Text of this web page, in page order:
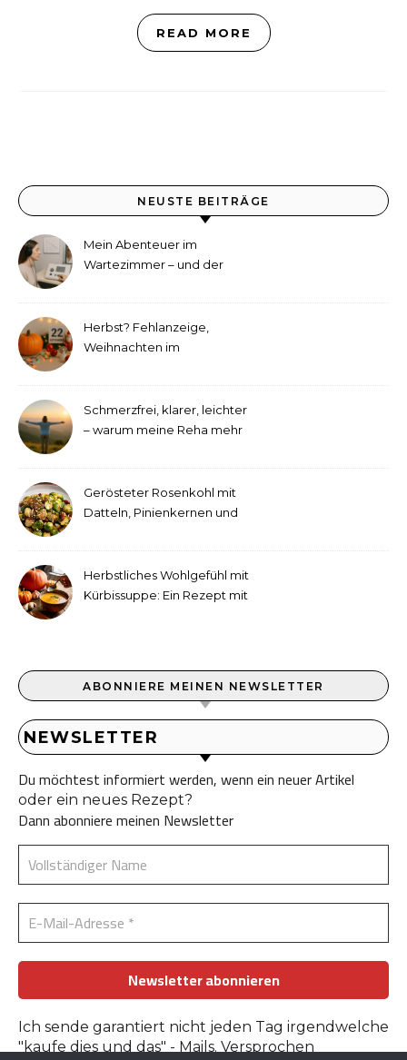
READ MORE
NEUSTE BEITRÄGE
Mein Abenteuer im
Wartezimmer – und der
Herbst? Fehlanzeige,
Weihnachten im
Schmerzfrei, klarer, leichter
– warum meine Reha mehr
Gerösteter Rosenkohl mit
Datteln, Pinienkernen und
Herbstliches Wohlgefühl mit
Kürbissuppe: Ein Rezept mit
ABONNIERE MEINEN NEWSLETTER
NEWSLETTER
Du möchtest informiert werden, wenn ein neuer Artikel
oder ein neues Rezept?
Dann abonniere meinen Newsletter
Ich sende garantiert nicht jeden Tag irgendwelche
"kaufe dies und das" - Mails. Versprochen